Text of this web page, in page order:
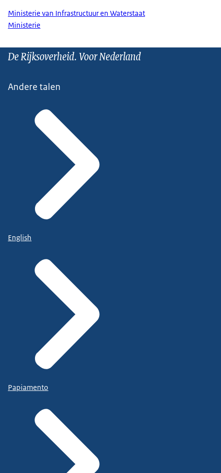
Ministerie van Infrastructuur en Waterstaat
Ministerie
De Rijksoverheid. Voor Nederland
Andere talen
English
Papiamento